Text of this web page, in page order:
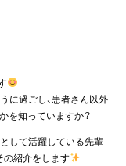
に過ごし、患者さん以外
を知っていますか？
して活躍している先輩
の紹介をします